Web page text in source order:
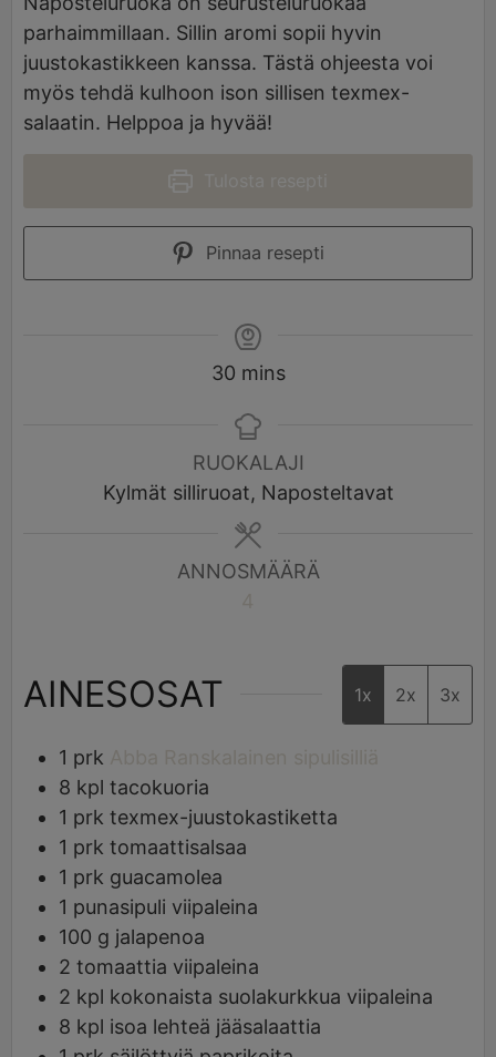
parhaimmillaan. Sillin aromi sopii hyvin
juustokastikkeen kanssa. Tästä ohjeesta voi
myös tehdä kulhoon ison sillisen texmex-
salaatin. Helppoa ja hyvää!
Pinnaa resepti
30 mins
RUOKALAJI
Kylmät silliruoat, Naposteltavat
ANNOSMÄÄRÄ
AINESOSAT 1x 2x 3x
1 prk
8 kpl tacokuoria
1 prk texmex-juustokastiketta
1 prk tomaattisalsaa
1 prk guacamolea
1 punasipuli viipaleina
100 g jalapenoa
2 tomaattia viipaleina
2 kpl kokonaista suolakurkkua viipaleina
8 kpl isoa lehteä jääsalaattia